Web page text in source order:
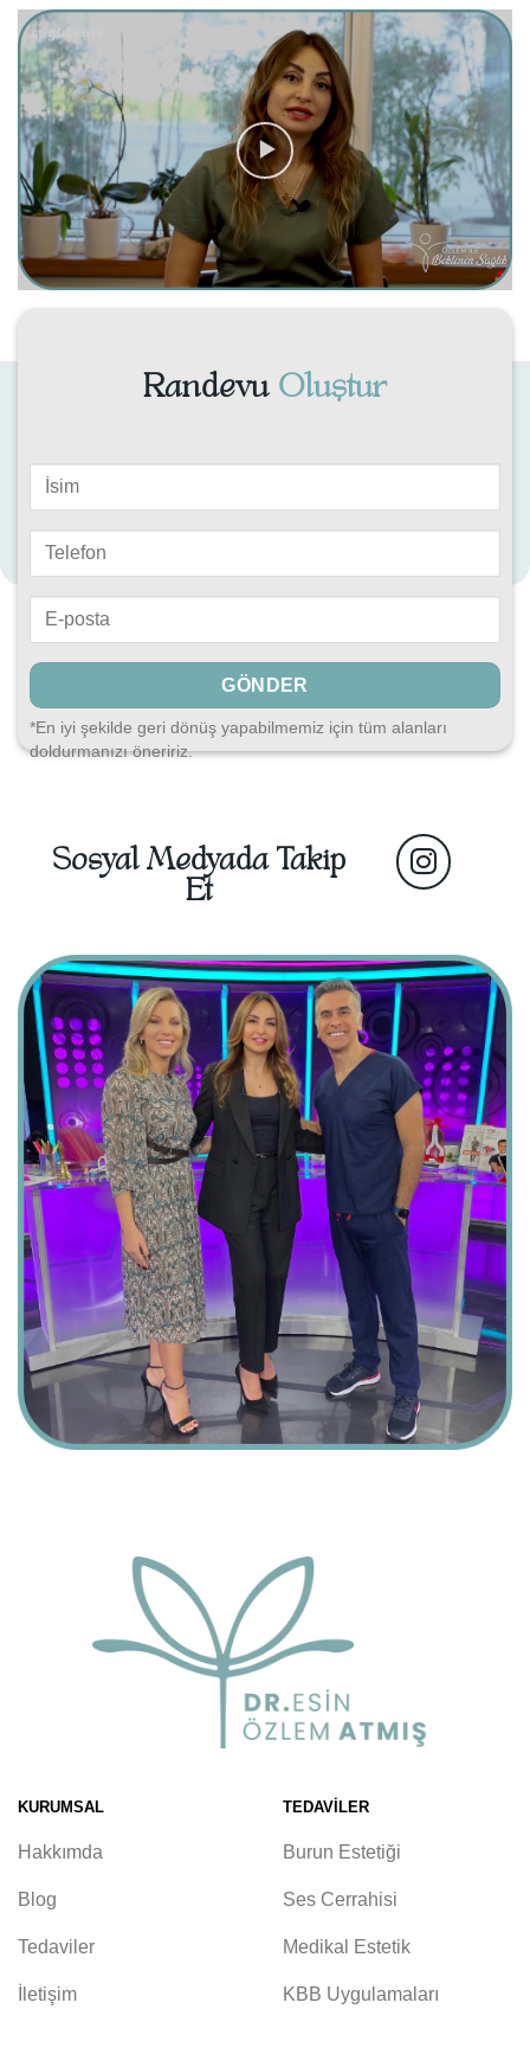
RandevuOluştur
*En iyi şekilde geri dönüş yapabilmemiz için tüm alanları
doldurmanızı öneririz.
Sosyal Medyada Takip
Et
KURUMSAL
Hakkımda
Blog
Tedaviler
İletişim
TEDAVILER
Burun Estetiği
Ses Cerrahisi
Medikal Estetik
KBB Uygulamaları